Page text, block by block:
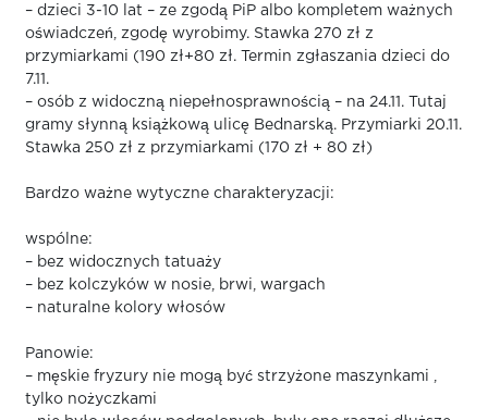
– dzieci 3-10 lat – ze zgodą PiP albo kompletem ważnych
oświadczeń, zgodę wyrobimy. Stawka 270 zł z
przymiarkami (190 zł+80 zł. Termin zgłaszania dzieci do
7.11.
– osób z widoczną niepełnosprawnością – na 24.11. Tutaj
gramy słynną książkową ulicę Bednarską. Przymiarki 20.11.
Stawka 250 zł z przymiarkami (170 zł + 80 zł)
Bardzo ważne wytyczne charakteryzacji:
wspólne:
– bez widocznych tatuaży
– bez kolczyków w nosie, brwi, wargach
– naturalne kolory włosów
Panowie:
– męskie fryzury nie mogą być strzyżone maszynkami ,
tylko nożyczkami